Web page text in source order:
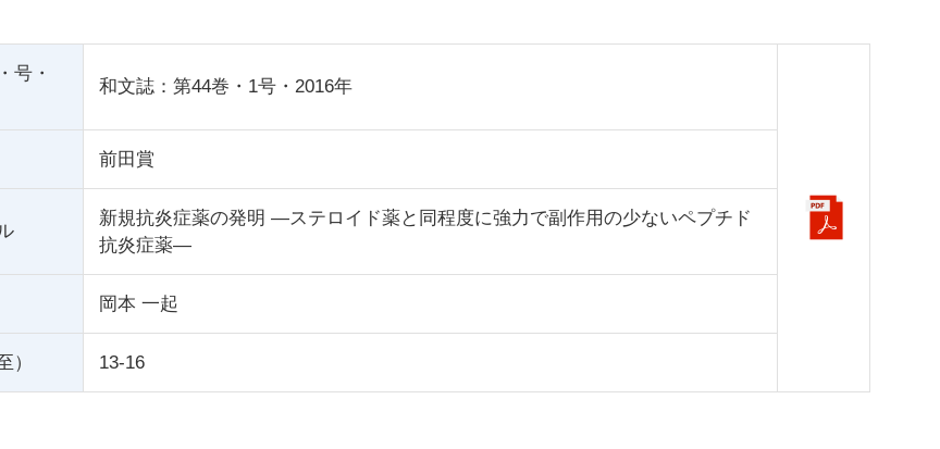
号・
和文誌：第44巻・1号・2016年
前田賞
新規抗炎症薬の発明 ―ステロイド薬と同程度に強力で副作用の少ないペプチド
抗炎症薬―
岡本 一起
） 13-16